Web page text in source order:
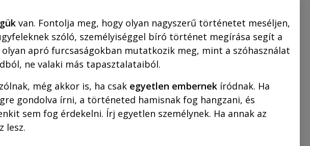
cm
megrendelést csak előzetes kifizetés esetén
fogadjuk.
IDŐ: AKÁR 10 MUNKANAP!
Ft 22.000,00 Ft
van. Fontolja meg, hogy olyan nagyszerű történetet meséljen,
szóló, személyiséggel bíró történet megírása segít a
apró furcsaságokban mutatkozik meg, mint a szóhasználat
ne valaki más tapasztalataiból.
még akkor is, ha csak egyetlen embernek íródnak. Ha
gondolva írni, a történeted hamisnak fog hangzani, és
sem fog érdekelni. Írj egyetlen személynek. Ha annak az
lesz.